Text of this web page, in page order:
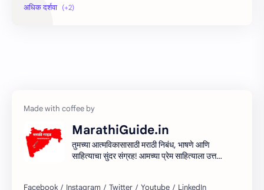
Information
MarathiGuide.in
तुमच्या आत्मविकासासाठी मराठी निबंध, भाषणे आणि
साहित्याचा सुंदर संग्रह! आमच्या प्रेम साहित्याला उत्तम